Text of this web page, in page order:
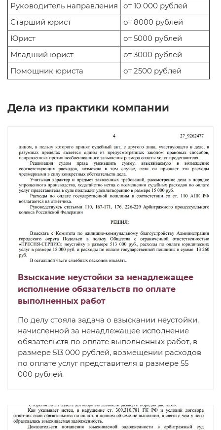
Руководитель направления
от 10 000 рублей
Старший юрист
от 8000 рублей
Юрист
от 5000 рублей
Младший юрист
от 3000 рублей
Помощник юриста
от 2500 рублей
Дела из практики компании
Взыскание неустойки за ненадлежащее
исполнение обязательств по оплате
выполненных работ
По делу стояла задача о взыскании неустойки,
начисленной за ненадлежащее исполнение
обязательств по оплате выполненных работ, в
размере 513 000 рублей, возмещении расходов
по оплате услуг представителя в размере 55
000 рублей.